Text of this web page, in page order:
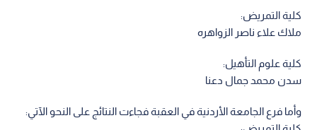
كلية التمريض:
ملاك علاء ناصر الزواهره
كلية علوم التأهيل:
سدن محمد جمال دعنا
وأما فرع الجامعة الأردنية في العقبة فجاءت النتائج على النحو الآتي: